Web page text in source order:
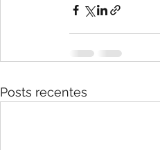
Posts recentes